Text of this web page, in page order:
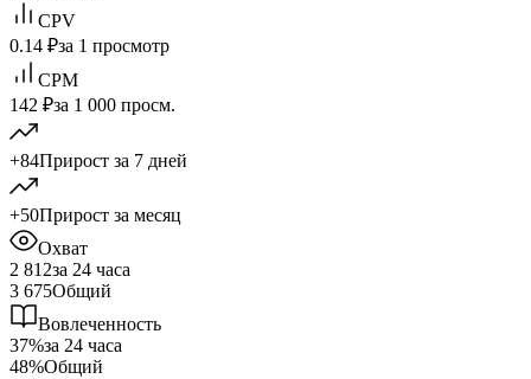
CPV
0.14 ₽за 1 просмотр
CPM
142 ₽за 1 000 просм.
+84Прирост за 7 дней
+50Прирост за месяц
Охват
2 812за 24 часа
3 675Общий
Вовлеченность
37%за 24 часа
48%Общий